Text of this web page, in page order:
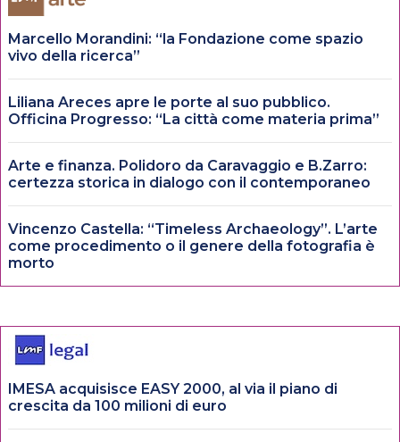
Marcello Morandini: “la Fondazione come spazio
vivo della ricerca”
Liliana Areces apre le porte al suo pubblico.
Officina Progresso: “La città come materia prima”
Arte e finanza. Polidoro da Caravaggio e B.Zarro:
certezza storica in dialogo con il contemporaneo
Vincenzo Castella: “Timeless Archaeology”. L’arte
come procedimento o il genere della fotografia è
morto
IMESA acquisisce EASY 2000, al via il piano di
crescita da 100 milioni di euro